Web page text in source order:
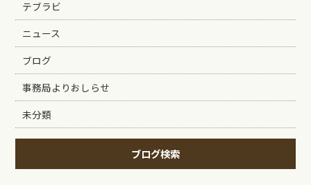
テブラビ
ニュース
ブログ
事務局よりおしらせ
未分類
ブログ検索